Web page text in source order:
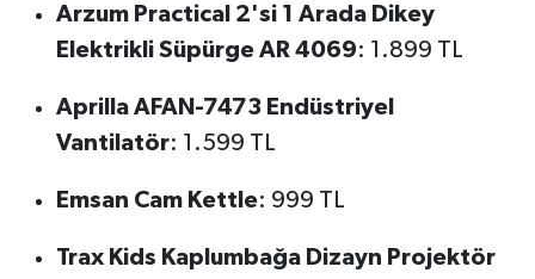
Arzum Practical 2'si 1 Arada Dikey
Elektrikli Süpürge AR 4069: 1.899 TL
Aprilla AFAN-7473 Endüstriyel
Vantilatör: 1.599 TL
Emsan Cam Kettle: 999 TL
Trax Kids Kaplumbağa Dizayn Projektör